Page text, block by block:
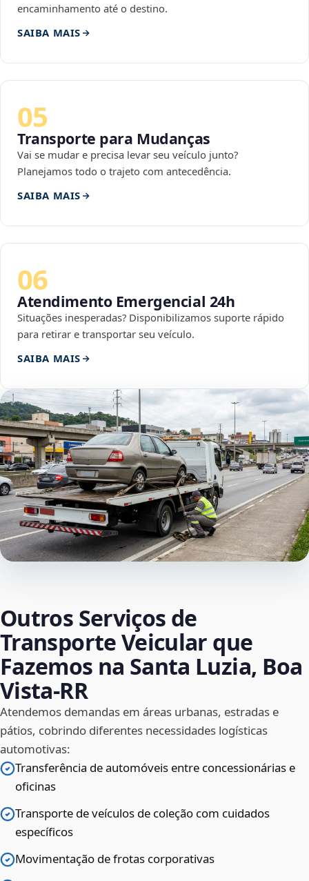
encaminhamento até o destino.
SAIBA MAIS
05
Transporte para Mudanças
Vai se mudar e precisa levar seu veículo junto?
Planejamos todo o trajeto com antecedência.
SAIBA MAIS
06
Atendimento Emergencial 24h
Situações inesperadas? Disponibilizamos suporte rápido
para retirar e transportar seu veículo.
SAIBA MAIS
Outros Serviços de
Transporte Veicular que
Fazemos na Santa Luzia, Boa
Vista‑RR
Atendemos demandas em áreas urbanas, estradas e
pátios, cobrindo diferentes necessidades logísticas
automotivas:
Transferência de automóveis entre concessionárias e
oficinas
Transporte de veículos de coleção com cuidados
específicos
Movimentação de frotas corporativas